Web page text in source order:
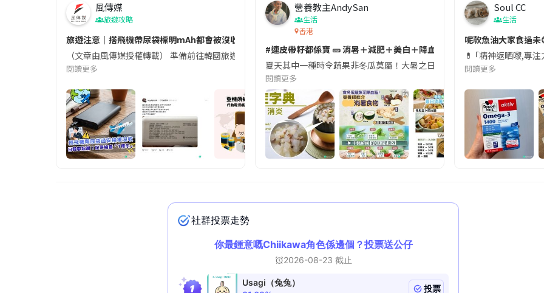
風傳媒
旅遊攻略
旅遊注意｜搭飛機帶尿袋標明mAh都會被沒收😱出發前切記檢查「1標示」🚨
（文章由風傳媒授權轉載） 準備前往韓國旅遊的民眾，近期要特別留意隨身行李中的行動電源。一名旅客日前在機場安檢
閱讀更多
營養教主AndySan
生活
香港
#連皮帶籽都係寶 🥒 消暑＋減肥＋美白＋降血脂
夏天其中一種時令蔬果非冬瓜莫屬！大暑之日，點都要飲碗冬瓜湯消暑
閱讀更多
Soul CC
生活
呢款魚油大家食過未
💊 ｢精神返晒嚟,專
閱讀更多